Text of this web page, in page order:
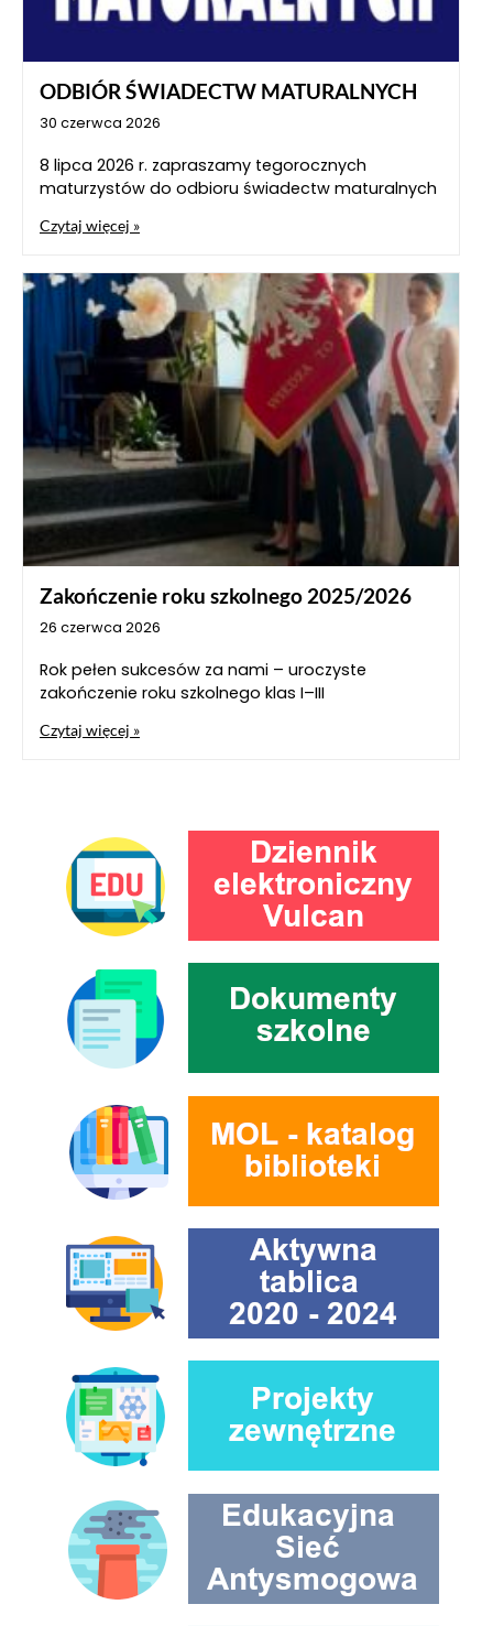
ODBIÓR ŚWIADECTW MATURALNYCH
30 czerwca 2026
8 lipca 2026 r. zapraszamy tegorocznych
maturzystów do odbioru świadectw maturalnych
Czytaj więcej »
Zakończenie roku szkolnego 2025/2026
26 czerwca 2026
Rok pełen sukcesów za nami – uroczyste
zakończenie roku szkolnego klas I–III
Czytaj więcej »